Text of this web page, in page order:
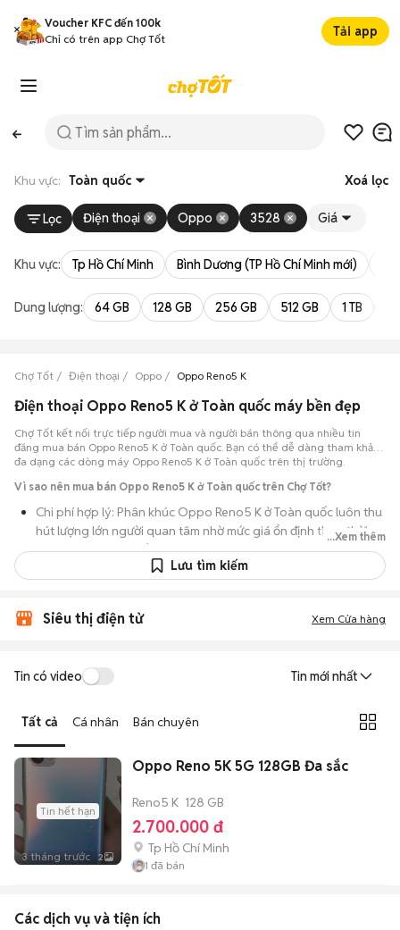
Voucher KFC đến 100k
Chỉ có trên app Chợ Tốt
Tải app
Khu vực: Toàn quốc Xoá lọc
Lọc Điện thoại Oppo 3528 Giá
Khu vực: Tp Hồ Chí Minh Bình Dương (TP Hồ Chí Minh mới)
Dung lượng: 64 GB 128 GB 256 GB 512 GB 1 TB
Chợ Tốt Điện thoại Oppo Oppo Reno5 K
Điện thoại Oppo Reno5 K ở Toàn quốc máy bền đẹp
Chợ Tốt kết nối trực tiếp người mua và người bán thông qua nhiều tin
đăng mua bán Oppo Reno5 K ở Toàn quốc. Bạn có thể dễ dàng tham khảo
đa dạng các dòng máy Oppo Reno5 K ở Toàn quốc trên thị trường.
Vì sao nên mua bán Oppo Reno5 K ở Toàn quốc trên Chợ Tốt?
Chi phí hợp lý: Phân khúc Oppo Reno5 K ở Toàn quốc luôn thu
hút lượng lớn người quan tâm nhờ mức giá ổn định theo thời
gian, phù hợp với số đông.
Nguồn cung dồi dào: Hàng loạt bài đăng Oppo Reno5 K ở
pin, tình trạng ngoại hình và lịch sử bảo hành.
điện tử cũ.
Thanh toán nhanh chóng: Khi hai bên đã ưng ý về tình trạng
máy, quá trình thanh toán và bàn giao diễn ra ngay lập tức,
thủ tục đơn giản.
...Xem thêm
Lưu tìm kiếm
Siêu thị điện tử Xem Cửa hàng
Tin có video Tin mới nhất
Tất cả Cá nhân Bán chuyên
Tin hết hạn
3 tháng trước 2
Oppo Reno 5K 5G 128GB Đa sắc
Reno5 K 128 GB
2.700.000 đ
Tp Hồ Chí Minh
1 đã bán
Các dịch vụ và tiện ích